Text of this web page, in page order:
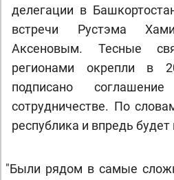
делегации в
встречи Рустэма
Аксеновым. Тесные
регионами окрепли в
подписано
сотрудничестве. По
республика и впредь
"Были рядом в самые